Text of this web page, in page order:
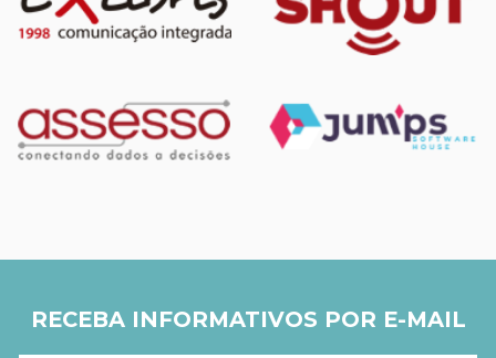
RECEBA INFORMATIVOS POR E-MAIL